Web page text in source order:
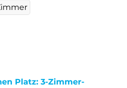
Platz: 3-Zimmer-